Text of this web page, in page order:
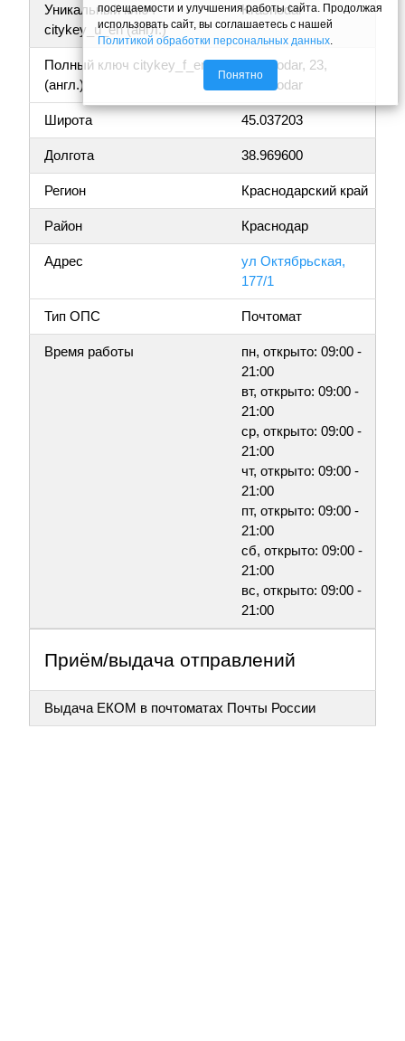
Уникальный ключ
citykey_u_en (англ.)
Krasnodar
Полный ключ citykey_f_en
(англ.)
Krasnodar, 23,
Krasnodar
Широта 45.037203
Долгота 38.969600
Регион Краснодарский край
Район Краснодар
Адрес
ул Октябрьская,
177/1
Тип ОПС Почтомат
Время работы
пн, открыто: 09:00 -
21:00
вт, открыто: 09:00 -
21:00
ср, открыто: 09:00 -
21:00
чт, открыто: 09:00 -
21:00
пт, открыто: 09:00 -
21:00
сб, открыто: 09:00 -
21:00
вс, открыто: 09:00 -
21:00
Приём/выдача отправлений
Выдача ЕКОМ в почтоматах Почты России
посещаемости и улучшения работы сайта. Продолжая
использовать сайт, вы соглашаетесь с нашей
Политикой обработки персональных данных.
Понятно